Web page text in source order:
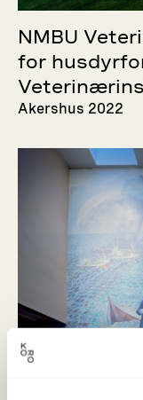
NMBU
for
Akershus 2022